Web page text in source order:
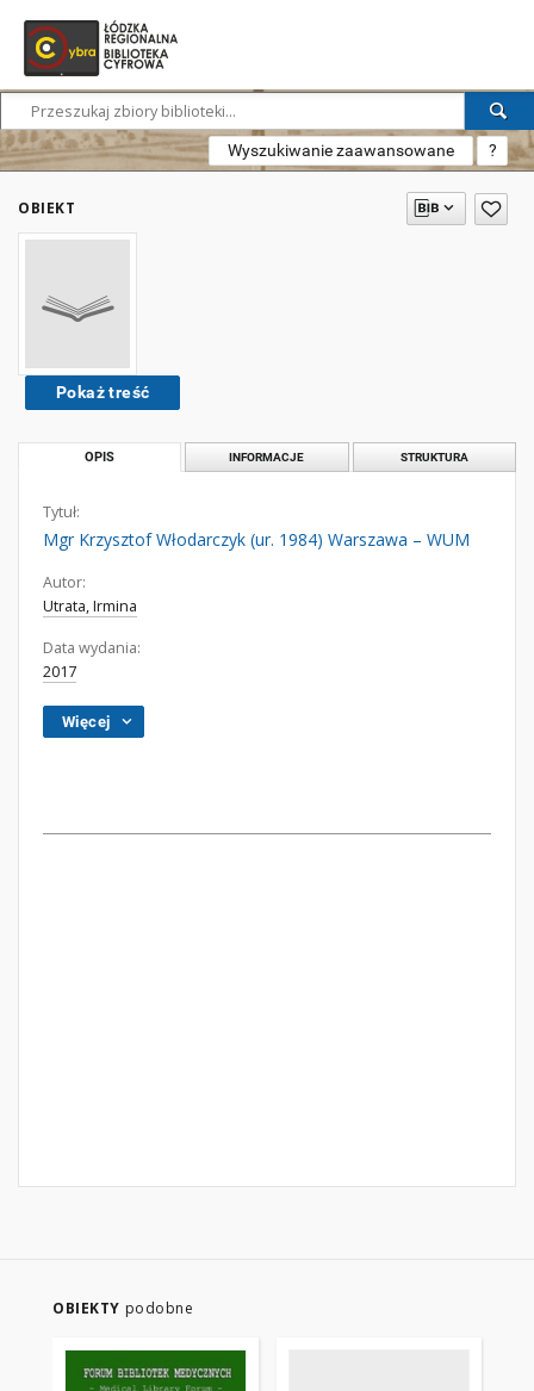
Wyszukiwanie zaawansowane ?
OBIEKT
Pokaż treść
OPIS INFORMACJE STRUKTURA
Tytuł:
Mgr Krzysztof Włodarczyk (ur. 1984) Warszawa – WUM
Autor:
Utrata, Irmina
Data wydania:
2017
Więcej
OBIEKTY podobne